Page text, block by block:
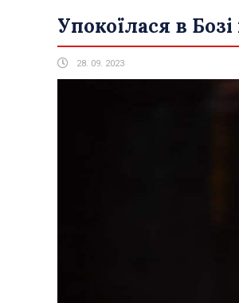
Упокоїлася в
28. 09. 2023